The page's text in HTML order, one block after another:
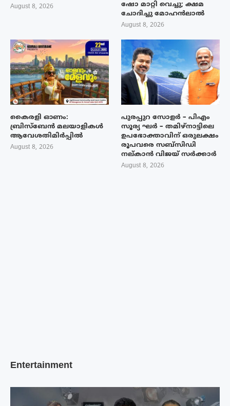
August 8, 2026
ഷോ മാറ്റി വെച്ചു; ക്ഷമ
ചോദിച്ചു മോഹൻലാൽ
August 8, 2026
കൈരളി ഓണം:
ബ്രിസ്ബേൻ മലയാളികൾ
ആവേശതിമിർപ്പിൽ
August 8, 2026
പുരപ്പുറ സോളർ – പിഎം
സൂര്യ ഘർ – തമിഴ്നാട്ടിലെ
ഉപഭോക്താവിന് ഒരുലക്ഷം
രൂപവരെ സബ്സിഡി
നല്കാൻ വിജയ് സർക്കാർ
August 8, 2026
Entertainment